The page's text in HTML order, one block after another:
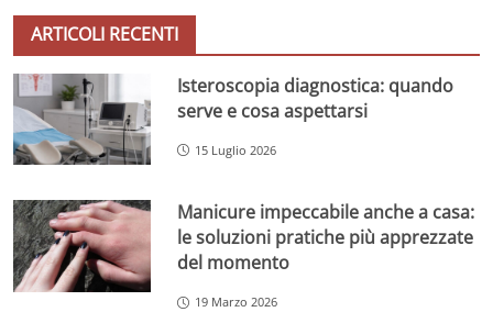
ARTICOLI RECENTI
Isteroscopia diagnostica: quando
serve e cosa aspettarsi
15 Luglio 2026
Manicure impeccabile anche a casa:
le soluzioni pratiche più apprezzate
del momento
19 Marzo 2026